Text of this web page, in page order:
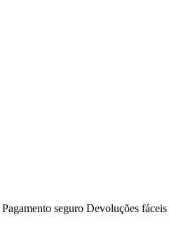
Pagamento seguro Devoluções fáceis